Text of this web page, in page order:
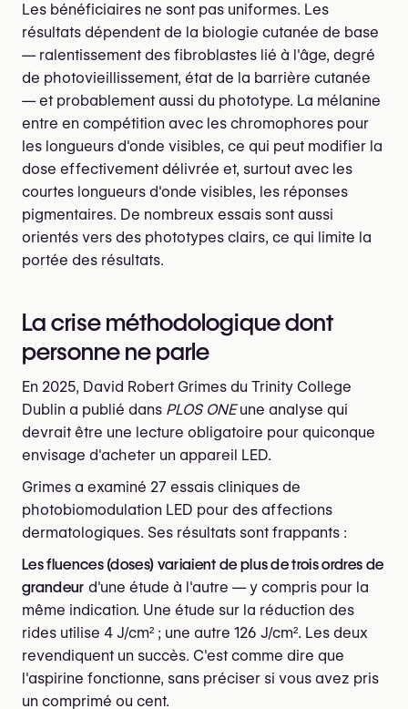
Les bénéficiaires ne sont pas uniformes. Les
résultats dépendent de la biologie cutanée de base
— ralentissement des fibroblastes lié à l'âge, degré
de photovieillissement, état de la barrière cutanée
— et probablement aussi du phototype. La mélanine
entre en compétition avec les chromophores pour
les longueurs d'onde visibles, ce qui peut modifier la
dose effectivement délivrée et, surtout avec les
courtes longueurs d'onde visibles, les réponses
pigmentaires. De nombreux essais sont aussi
orientés vers des phototypes clairs, ce qui limite la
portée des résultats.
La crise méthodologique dont
personne ne parle
En 2025, David Robert Grimes du Trinity College
Dublin a publié dans PLOS ONEune analyse qui
devrait être une lecture obligatoire pour quiconque
envisage d'acheter un appareil LED.
Grimes a examiné 27 essais cliniques de
photobiomodulation LED pour des affections
dermatologiques. Ses résultats sont frappants :
Les fluences (doses) variaient de plus de trois ordres de
grandeur d'une étude à l'autre — y compris pour la
même indication. Une étude sur la réduction des
rides utilise 4 J/cm² ; une autre 126 J/cm². Les deux
revendiquent un succès. C'est comme dire que
l'aspirine fonctionne, sans préciser si vous avez pris
un comprimé ou cent.